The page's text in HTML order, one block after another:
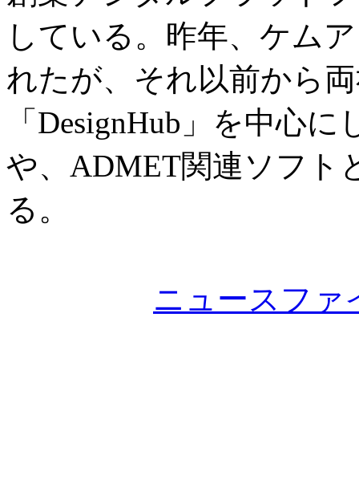
している。昨年、ケム
れたが、それ以前から
「DesignHub」を中心
や、ADMET関連ソフト
る。
ニュースファ